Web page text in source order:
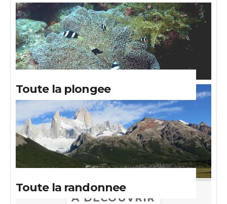
Toute la plongee
Toute la randonnee
A DECOUVRIR